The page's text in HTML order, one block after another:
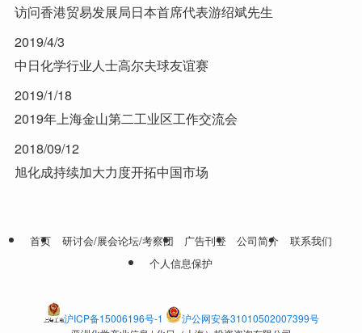
访问香港贸易发展局日本首席代表游绍斌先生
2019/4/3
中日化学行业人士高尔夫球友谊赛
2019/1/18
2019年上海金山第二工业区工作交流会
2018/09/12
旭化成持续加大力度开拓中国市场
首页 研讨会/展会论坛/考察团 广告刊登 公司简介
联系我们
个人信息保护
沪ICP备15006196号-1
沪公网安备31010502007399号